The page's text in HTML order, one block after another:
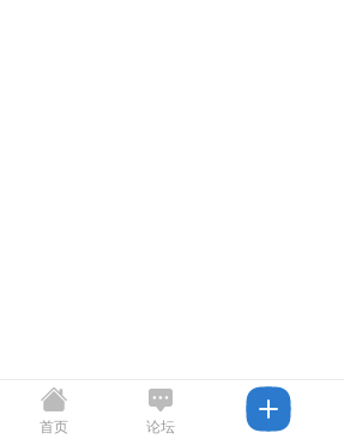
首页 论坛